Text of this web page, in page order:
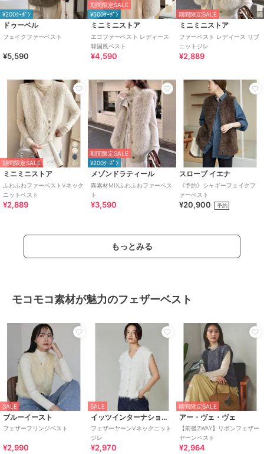
¥200ｸｰﾎﾟﾝ
ドゥーベル
フェイクファーベスト
¥5,590
期間限定SALE
¥500ｸｰﾎﾟﾝ
ミニミニストア
エコファーベスト レディース
韓国風ベスト
¥4,590
期間限定SALE
ミニミニストア
ファーベスト レディース リブ
ニットジレ
¥2,889
期間限定SALE
ミニミニストア
ふわふわファーベストVネック
ニットベスト
¥2,889
期間限定SALE
¥200ｸｰﾎﾟﾝ
メゾンドラティール
異素材MIXふわふわファーベス
ト
¥3,590
スローブ イエナ
《予約》シャギーフェイクフ
ァーベスト
¥20,900 予約
もっとみる
モコモコ素材が魅力のフェザーベスト
SALE
ブルーイースト
フェザーフリンジベスト
¥2,990
SALE
イッツインターナショナル
フェザーヤーンVネックニット
ジレ
¥2,970
期間限定SALE
アー・ヴェ・ヴェ
【前後2WAY】リボンフェザー
ヤーンベスト
¥2,964